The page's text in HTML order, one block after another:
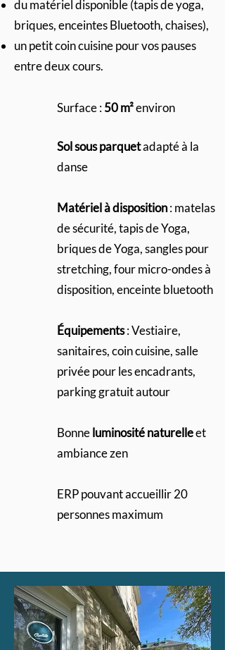
du matériel disponible (tapis de yoga,
briques, enceintes Bluetooth, chaises),
un petit coin cuisine pour vos pauses
entre deux cours.
Surface :50 m²environ
Sol sous parquetadapté à la
danse
Matériel à disposition: matelas
de sécurité, tapis de Yoga,
briques de Yoga, sangles pour
stretching, four micro-ondes à
disposition, enceinte bluetooth
Équipements: Vestiaire,
sanitaires, coin cuisine, salle
privée pour les encadrants,
parking gratuit autour
Bonneluminosité naturelleet
ambiance zen
ERP pouvant accueillir 20
personnes maximum